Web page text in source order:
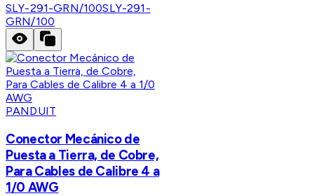
SLY-291-GRN/100SLY-291-
GRN/100
PANDUIT
Conector Mecánico de
Puesta a Tierra, de Cobre,
Para Cables de Calibre 4 a
1/0 AWG